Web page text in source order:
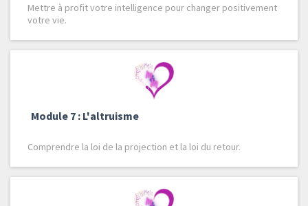
Mettre à profit votre intelligence pour changer positivement
votre vie.
Module 7 : L'altruisme
Comprendre la loi de la projection et la loi du retour.